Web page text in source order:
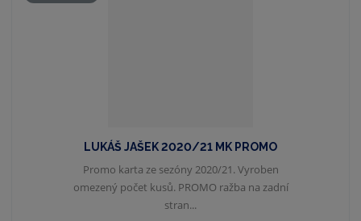
LUKÁŠ JAŠEK 2020/21 MK PROMO
Promo karta ze sezóny 2020/21. Vyroben
omezený počet kusů. PROMO ražba na zadní
stran...